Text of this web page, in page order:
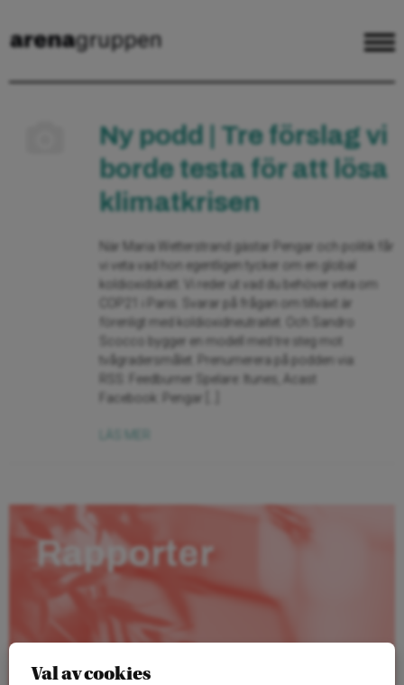
Ny podd | Tre förslag vi
borde testa för att lösa
klimatkrisen
När Maria Wetterstrand gästar Pengar och politik får
vi veta vad hon egentligen tycker om en global
koldioxidskatt. Vi reder ut vad du behöver veta om
COP21 i Paris. Svarar på frågan om tillväxt är
förenligt med koldioxidneutraitet. Och Sandro
Scocco bygger en modell med tre steg mot
tvågradersmålet. Prenumerera på podden via:
RSS: Feedburner Spelare: Itunes, Acast
Facebook: Pengar […]
Rapporter
Val av cookies